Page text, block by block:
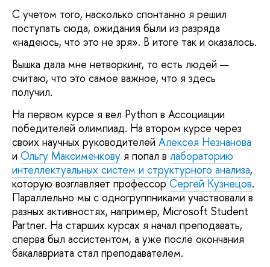
С учетом того, насколько спонтанно я решил
поступать сюда, ожидания были из разряда
«надеюсь, что это не зря». В итоге так и оказалось.
Вышка дала мне нетворкинг, то есть людей —
считаю, что это самое важное, что я здесь
получил.
На первом курсе я вел Python в Ассоциации
победителей олимпиад. На втором курсе через
своих научных руководителей Алексея Незнанова
и Ольгу Максименкову я попал в лабораторию
интеллектуальных систем и структурного анализа,
которую возглавляет профессор Сергей Кузнецов.
Параллельно мы с одногруппниками участвовали в
разных активностях, например, Microsoft Student
Partner. На старших курсах я начал преподавать,
сперва был ассистентом, а уже после окончания
бакалавриата стал преподавателем.